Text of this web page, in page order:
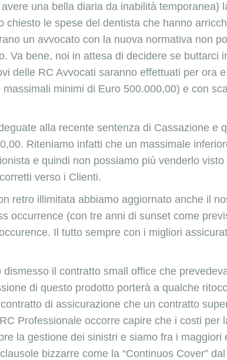
una bella diaria da inabilità temporanea)
le spese del dentista che hanno
un avvocato con la nuova normativa non
Va bene, noi in attesa di decidere se buttarci
delle RC Avvocati saranno effettuati per ora
minimi di Euro 500.000,00) e con
alla recente sentenza di Cassazione e
Riteniamo infatti che un massimale
e quindi non possiamo più venderlo
verso i Clienti.
retro illimitata abbiamo aggiornato anche il
occurrence (con tre anni di sunset come
Il tutto sempre con i migliori
il contratto small office che
di questo prodotto porterà a qualche
di assicurazione che un contratto
Professionale occorre capire che i costi per
la gestione dei sinistri e siamo fra i
bizzarre come la “Continuos Cover”